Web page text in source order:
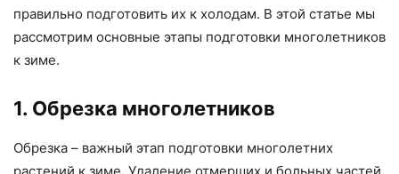
правильно подготовить их к холодам. В этой статье мы
рассмотрим основные этапы подготовки многолетников
к зиме.
1. Обрезка многолетников
Обрезка – важный этап подготовки многолетних